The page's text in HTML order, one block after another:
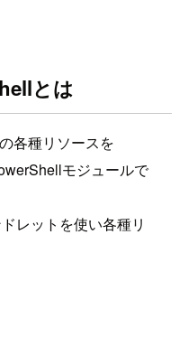
とは
各種リソースを
モジュールで
レットを使い各種リ